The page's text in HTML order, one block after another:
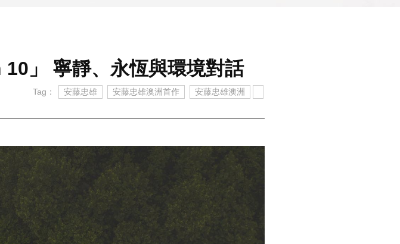
」 寧靜、永恆與環境對話
Tag： 安藤忠雄 安藤忠雄澳洲首作 安藤忠雄澳洲